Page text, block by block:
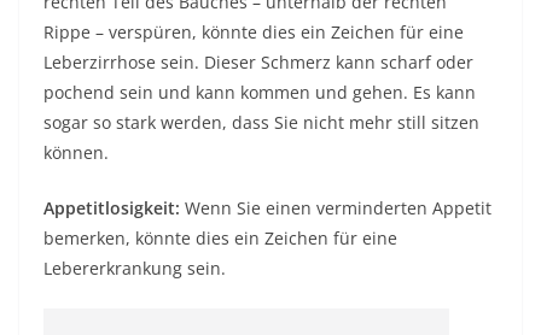
Rippe – verspüren, könnte dies ein Zeichen für eine
Leberzirrhose sein. Dieser Schmerz kann scharf oder
pochend sein und kann kommen und gehen. Es kann
sogar so stark werden, dass Sie nicht mehr still sitzen
können.
Appetitlosigkeit: Wenn Sie einen verminderten Appetit
bemerken, könnte dies ein Zeichen für eine
Lebererkrankung sein.